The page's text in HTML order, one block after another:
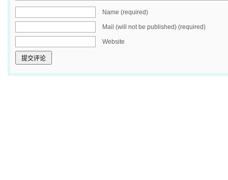
Name (required)
Mail (will not be published) (required)
Website